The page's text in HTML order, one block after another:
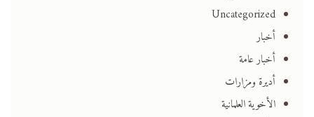
Uncategorized
أخبار
أخبار عامة
أديرة ومزارات
الأخوية العلمانية